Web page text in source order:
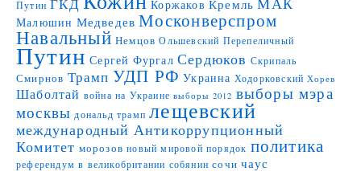
Путин ГКД Коржаков Кремль
Малюшин Медведев Москонверспром
Навальный Немцов Ольшевский Перепеличный
Путин Сергей Фургал Сердюков Скрипаль
Смирнов Трамп УДП РФ Украина Ходорковский Хорев
Шаболтай война на Украине выборы 2012 выборы мэра
москвы дональд трамп лещевский
международный Антикоррупционный
Комитет морозов новый мировой порядок политика
референдум в великобритании собянин сочи чаус